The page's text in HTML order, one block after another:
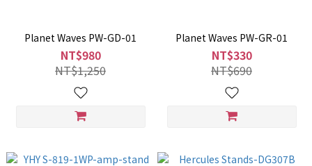
Planet Waves PW-GD-01
NT$980
NT$1,250
Planet Waves PW-GR-01
NT$330
NT$690